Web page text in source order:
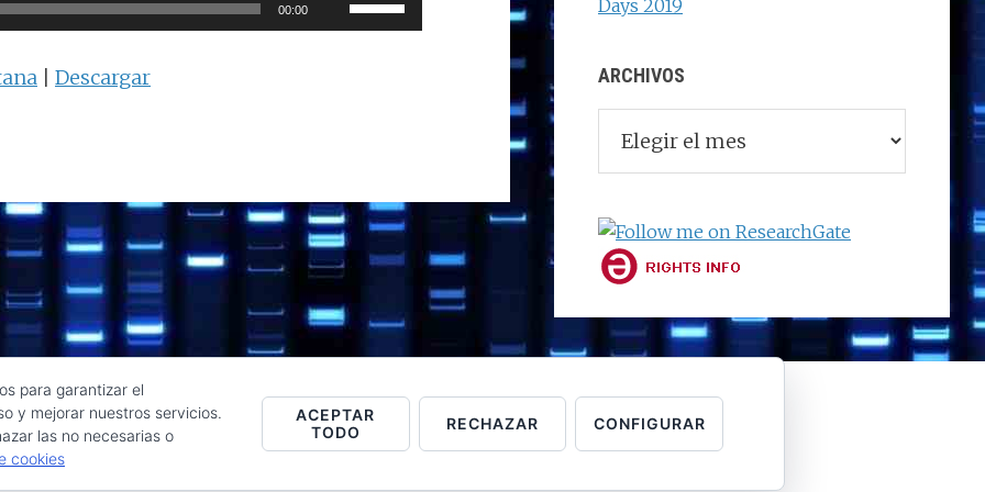
00:00
las
aumentar
o
disminuir
el
volumen.
Descargar
Days 2019
ARCHIVOS
Raúl de la Puente - Derechos reservados© 2026 · Acceder
para garantizar el
y mejorar nuestros servicios.
las no necesarias o
cookies
ACEPTAR
TODO
RECHAZAR CONFIGURAR